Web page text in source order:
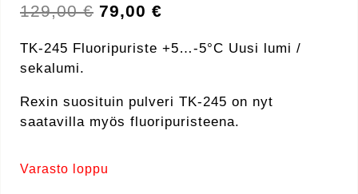
129,00€ Alkuperäinen
oli:
79,00 €
on:
TK-245 Fluoripuriste +5…-5°C Uusi lumi /
sekalumi.
Rexin suosituin pulveri TK-245 on nyt
saatavilla myös fluoripuristeena.
Varasto loppu